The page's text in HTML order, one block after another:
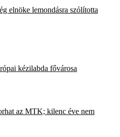
elnöke lemondásra szólította
kézilabda fővárosa
az MTK; kilenc éve nem